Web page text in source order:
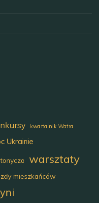
kwartalnik Watra
Ukrainie
warsztaty
mieszkańców